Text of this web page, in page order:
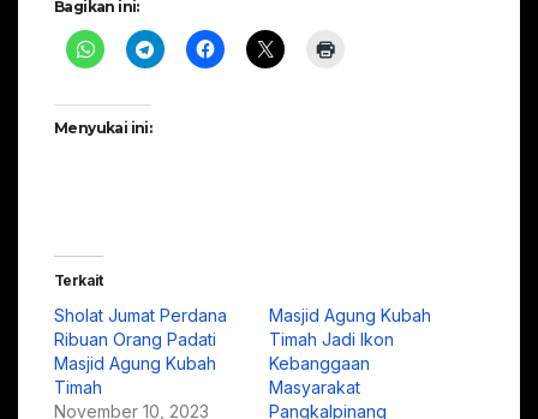
Bagikan ini:
Menyukai ini:
Terkait
Sholat Jumat Perdana
Ribuan Orang Padati
Masjid Agung Kubah
Timah
November 10, 2023
Masjid Agung Kubah
Timah Jadi Ikon
Kebanggaan
Masyarakat
Pangkalpinang